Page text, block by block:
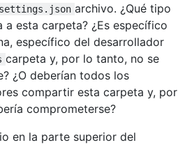
settings.json archivo. ¿Qué tipo
a esta carpeta? ¿Es específico
específico del desarrollador
carpeta y, por lo tanto, no se
¿O deberían todos los
compartir esta carpeta y, por
comprometerse?
en la parte superior del